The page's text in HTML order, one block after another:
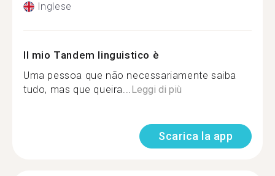
Inglese
Il mio Tandem linguistico è
Uma pessoa que não necessariamente saiba
tudo, mas que queira...Leggi di più
Scarica la app